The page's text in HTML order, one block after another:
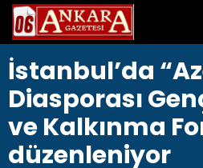
İstanbul’da
Diasporası
ve Kalkınma
düzenleniyor